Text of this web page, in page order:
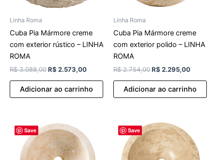
Linha Roma
Cuba Pia Mármore creme
com exterior rústico – LINHA
ROMA
R$3.088,00R$ 2.573,00
Adicionar ao carrinho
Linha Roma
Cuba Pia Mármore creme
com exterior polido – LINHA
ROMA
R$2.754,00R$ 2.295,00
Adicionar ao carrinho
Save
O
preço
original
era:
R$ 2.423,00.
atual
é:
R$ 2.019,00.
Save
O
preço
original
era:
R$ 3.492,00.
atual
é:
R$